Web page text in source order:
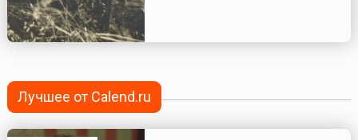
Лучшее от Calend.ru